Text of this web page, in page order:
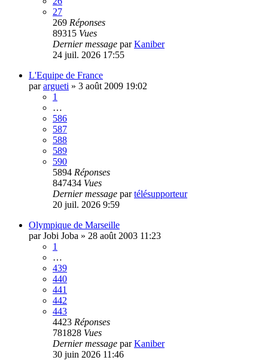
27
269 Réponses
89315 Vues
Dernier message parKaniber
24 juil. 2026 17:55
L'Equipe de France
parargueti » 3 août 2009 19:02
1
…
586
587
588
589
590
5894 Réponses
847434 Vues
Dernier message partélésupporteur
20 juil. 2026 9:59
Olympique de Marseille
parJobi Joba » 28 août 2003 11:23
1
…
439
440
441
442
443
4423 Réponses
781828 Vues
Dernier message parKaniber
30 juin 2026 11:46